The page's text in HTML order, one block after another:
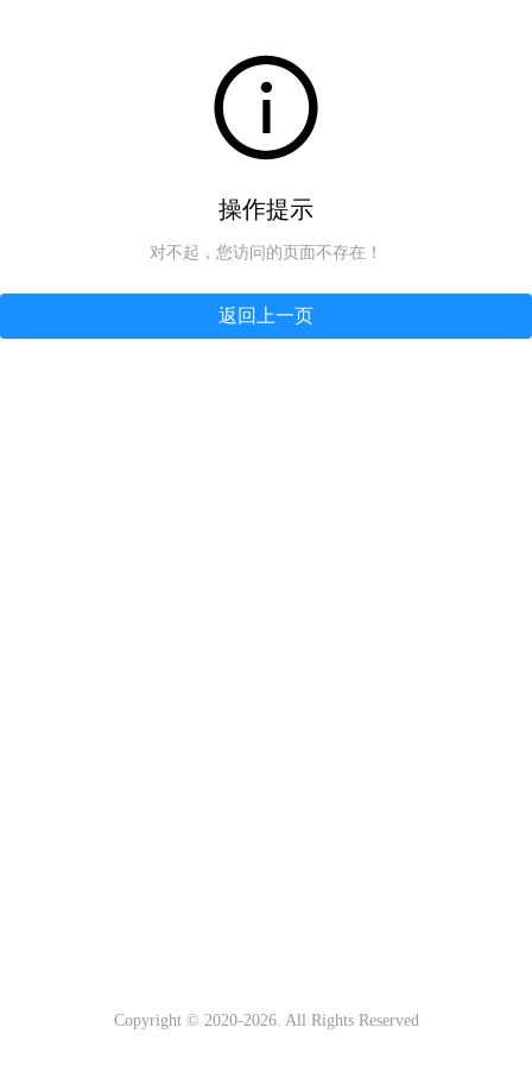
操作提示
对不起，您访问的页面不存在！
返回上一页
Copyright © 2020-2026. All Rights Reserved